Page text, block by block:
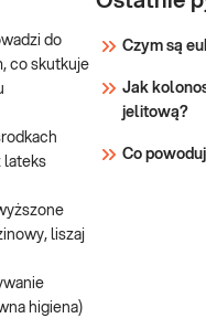
do
co skutkuje
lateks
liszaj
higiena)
Czym są
Jak
jelitową?
Co